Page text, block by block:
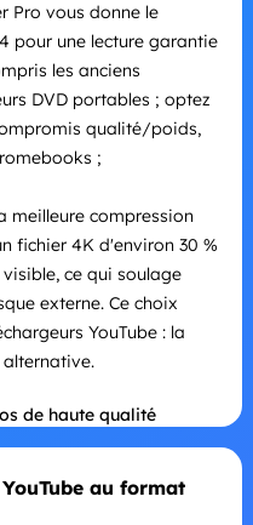
Pro vous donne le
pour une lecture garantie
les anciens
DVD portables ; optez
qualité/poids,
;
meilleure compression
fichier 4K d'environ 30 %
ce qui soulage
externe. Ce choix
YouTube : la
au format